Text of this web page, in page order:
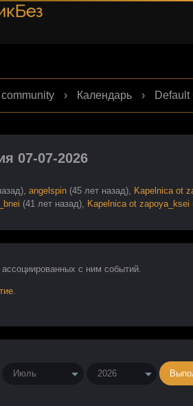
› Календарь › Default
07-07-2026
angelspin(45 лет назад), Kapelnica ot
(41 лет назад), Kapelnica ot zapoya_ksei
с ним событий.
.